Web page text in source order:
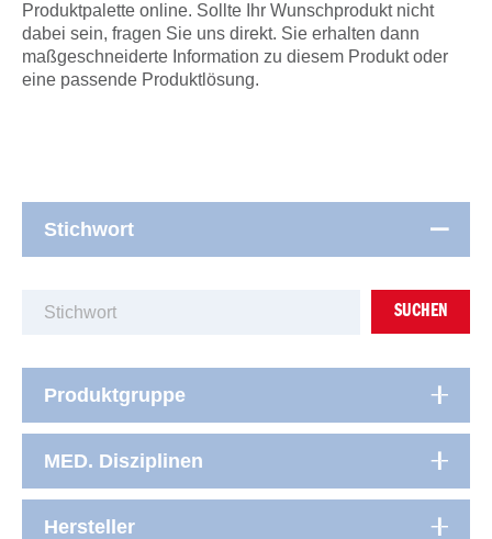
Produktpalette online. Sollte Ihr Wunschprodukt nicht
dabei sein, fragen Sie uns direkt. Sie erhalten dann
maßgeschneiderte Information zu diesem Produkt oder
eine passende Produktlösung.
Stichwort
SUCHEN
Produktgruppe
MED. Disziplinen
Hersteller